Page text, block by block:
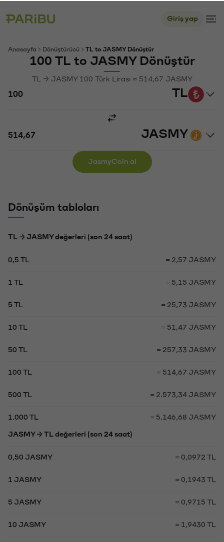
Giriş yap
Anasayfa Dönüştürücü TL to JASMY Dönüştür
100 TL to JASMY Dönüştür
TL → JASMY 100 Türk Lirası ≈ 514,67 JASMY
TL
JASMY
JasmyCoin al
Dönüşüm tabloları
TL → JASMY değerleri (son 24 saat)
0,5 TL = 2,57 JASMY
1 TL = 5,15 JASMY
5 TL = 25,73 JASMY
10 TL = 51,47 JASMY
50 TL = 257,33 JASMY
100 TL = 514,67 JASMY
500 TL = 2.573,34 JASMY
1.000 TL = 5.146,68 JASMY
JASMY → TL değerleri (son 24 saat)
0,50 JASMY = 0,0972 TL
1 JASMY = 0,1943 TL
5 JASMY = 0,9715 TL
10 JASMY = 1,9430 TL